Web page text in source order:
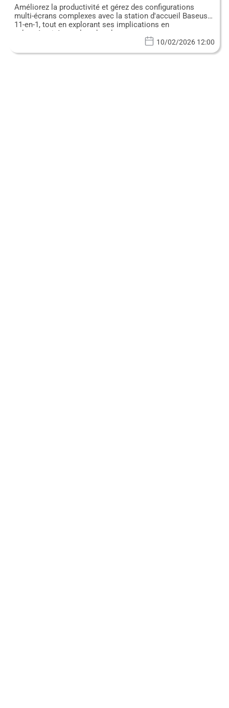
Améliorez la productivité et gérez des configurations
multi-écrans complexes avec la station d'accueil Baseus
11-en-1, tout en explorant ses implications en
cybersécurité pour les chercheurs.
10/02/2026 12:00